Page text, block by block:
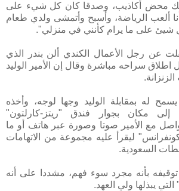
محض أكاذيب، وصدقا كان كل شيء على
ألعب الرياضة، وأسبح وأتمشى ولدي طعام
شيئ على ما يرام كأنني في منزلي".
عن رجل الأعمال الكندي ألن بندر الذي
سراحه مباشرة وقال إن الأمير الوليد
له بمقابلة الوليد وجها لوجه، وأخذه
مكان بجوار فندق "ريتز-كارلتون"
مع الأمير صوتا وصورة عبر هاتف أو ما
ليقرأ عليه مجموعة من الاتهامات
السعودية.
بأنه مجرد سوء فهم، مشددا على أنه
يبذلها ولي العهد.